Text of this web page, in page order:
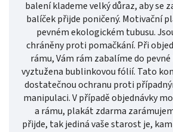
balení klademe velký důraz, aby se
balíček přijde poničený. Motivační
pevném ekologickém tubusu.
chráněny proti pomačkání. Při
rámu, Vám rám zabalíme do
vyztužena bublinkovou fólií. Tato
dostatečnou ochranu proti
manipulaci. V případě objednávky
a rámu, plakát zdarma
přijde, tak jediná vaše starost je,